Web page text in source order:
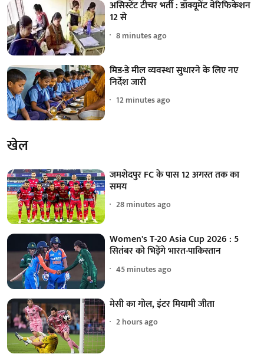
असिस्टेंट टीचर भर्ती : डॉक्यूमेंट वेरिफिकेशन
12 से
8 minutes ago
मिड-डे मील व्यवस्था सुधारने के लिए नए
निर्देश जारी
12 minutes ago
खेल
जमशेदपुर FC के पास 12 अगस्त तक का
समय
28 minutes ago
Women's T-20 Asia Cup 2026 : 5
सितंबर को भिड़ेंगे भारत-पाकिस्तान
45 minutes ago
मेसी का गोल, इंटर मियामी जीता
2 hours ago